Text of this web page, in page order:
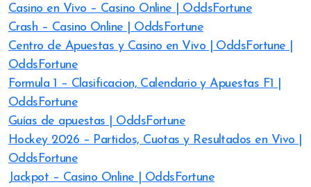
Casino en Vivo – Casino Online | OddsFortune
Crash – Casino Online | OddsFortune
Centro de Apuestas y Casino en Vivo | OddsFortune |
OddsFortune
Formula 1 – Clasificacion, Calendario y Apuestas F1 |
OddsFortune
Guías de apuestas | OddsFortune
Hockey 2026 – Partidos, Cuotas y Resultados en Vivo |
OddsFortune
Jackpot – Casino Online | OddsFortune